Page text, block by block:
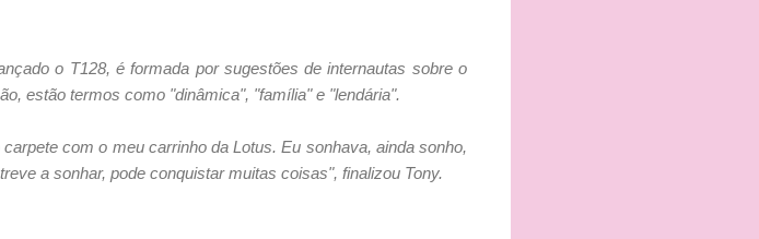
o T128, é formada por sugestões de internautas sobre o
estão termos como "dinâmica", "família" e "lendária".
com o meu carrinho da Lotus. Eu sonhava, ainda sonho,
a sonhar, pode conquistar muitas coisas", finalizou Tony.